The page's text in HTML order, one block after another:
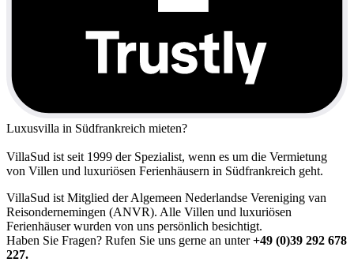
Luxusvilla in Südfrankreich mieten?
VillaSud ist seit 1999 der Spezialist, wenn es um die Vermietung
von Villen und luxuriösen Ferienhäusern in Südfrankreich geht.
VillaSud ist Mitglied der Algemeen Nederlandse Vereniging van
Reisondernemingen (ANVR). Alle Villen und luxuriösen
Ferienhäuser wurden von uns persönlich besichtigt.
Haben Sie Fragen? Rufen Sie uns gerne an unter+49 (0)39 292 678
227.